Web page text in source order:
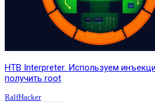
HTB Interpreter. Используем
получить root
RalfHacker